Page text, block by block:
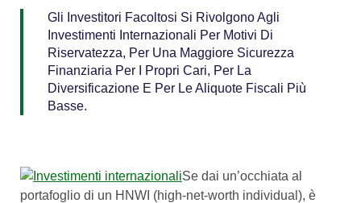
Gli Investitori Facoltosi Si Rivolgono Agli
Investimenti Internazionali Per Motivi Di
Riservatezza, Per Una Maggiore Sicurezza
Finanziaria Per I Propri Cari, Per La
Diversificazione E Per Le Aliquote Fiscali Più
Basse.
Se dai un’occhiata al
portafoglio di un HNWI (high-net-worth individual), è